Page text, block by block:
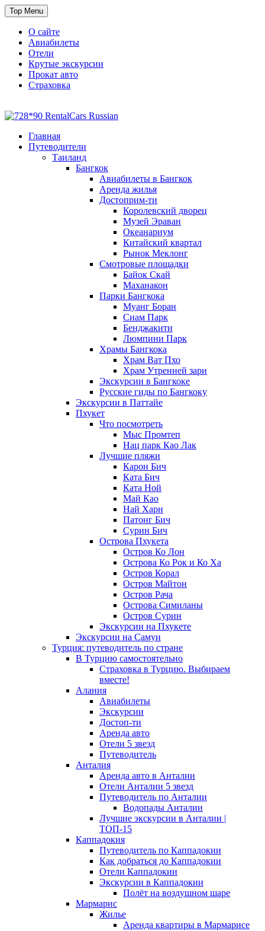
Skip
to
content
Top Menu
О сайте
Авиабилеты
Отели
Крутые экскурсии
Прокат авто
Страховка
Travel or Die
Cайт, который всегда с тобой
Главная
Путеводители
Таиланд
Бангкок
Авиабилеты в Бангкок
Аренда жилья
Достоприм-ти
Королевский дворец
Музей Эраван
Океанариум
Китайский квартал
Рынок Меклонг
Смотровые площадки
Байок Скай
Маханакон
Парки Бангкока
Муанг Боран
Сиам Парк
Бенджакити
Люмпини Парк
Храмы Бангкока
Храм Ват Пхо
Храм Утренней зари
Экскурсии в Бангкоке
Русские гиды по Бангкоку
Экскурсии в Паттайе
Пхукет
Что посмотреть
Мыс Промтеп
Нац парк Као Лак
Лучшие пляжи
Карон Бич
Ката Бич
Ката Ной
Май Као
Най Харн
Патонг Бич
Сурин Бич
Острова Пхукета
Остров Ко Лон
Острова Ко Рок и Ко Ха
Остров Корал
Остров Майтон
Остров Рача
Острова Симиланы
Остров Сурин
Экскурсии на Пхукете
Экскурсии на Самуи
Турция: путеводитель по стране
В Турцию самостоятельно
Страховка в Турцию. Выбираем
вместе!
Алания
Авиабилеты
Экскурсии
Достоп-ти
Аренда авто
Отели 5 звезд
Путеводитель
Анталия
Аренда авто в Анталии
Отели Анталии 5 звезд
Путеводитель по Анталии
Водопады Анталии
Лучшие экскурсии в Анталии |
ТОП-15
Каппадокия
Путеводитель по Каппадокии
Как добраться до Каппадокии
Отели Каппадокии
Экскурсии в Каппадокии
Полёт на воздушном шаре
Мармарис
Жилье
Аренда квартиры в Мармарисе